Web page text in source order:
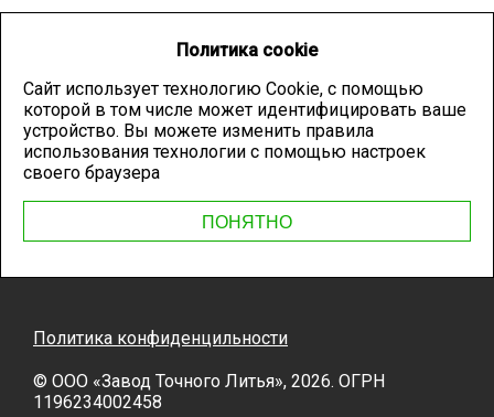
Политика cookie
Сайт использует технологию Cookie, с помощью
которой в том числе может идентифицировать ваше
устройство. Вы можете изменить правила
использования технологии с помощью настроек
своего браузера
ПОНЯТНО
Политика конфиденцильности
© OOO «Завод Точного Литья», 2026. ОГРН
1196234002458